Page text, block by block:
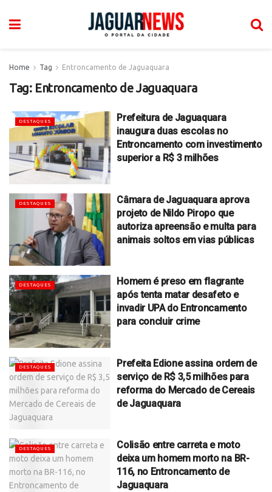
Home Tag Entroncamento de Jaguaquara
Tag: Entroncamento de Jaguaquara
DESTAQUES
Prefeitura de Jaguaquara
inaugura duas escolas no
Entroncamento com investimento
superior a R$ 3 milhões
DESTAQUES
Câmara de Jaguaquara aprova
projeto de Nildo Piropo que
autoriza apreensão e multa para
animais soltos em vias públicas
DESTAQUES
Homem é preso em flagrante
após tenta matar desafeto e
invadir UPA do Entroncamento
para concluir crime
DESTAQUES
Prefeita Edione assina ordem de
serviço de R$ 3,5 milhões para
reforma do Mercado de Cereais
de Jaguaquara
DESTAQUES
Colisão entre carreta e moto
deixa um homem morto na BR-
116, no Entroncamento de
Jaguaquara